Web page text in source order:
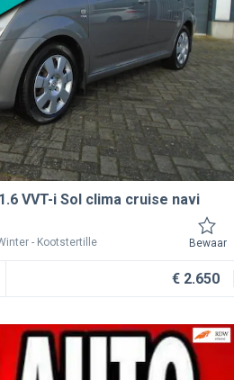
1.6 VVT-i Sol clima cruise navi
Kootstertille Bewaar
€ 2.650